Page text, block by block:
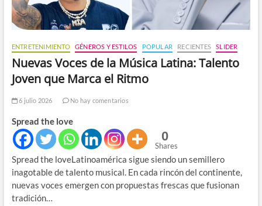
ENTRETENIMIENTO GÉNEROS Y ESTILOS POPULAR RECIENTES SLIDER
Nuevas Voces de la Música Latina: Talento
Joven que Marca el Ritmo
6 julio 2026 No hay comentarios
Spread the love
0
Shares
Spread the loveLatinoamérica sigue siendo un semillero
inagotable de talento musical. En cada rincón del continente,
nuevas voces emergen con propuestas frescas que fusionan
tradición…